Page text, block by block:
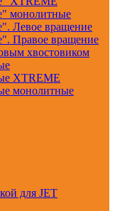
монолитные
Левое вращение
Правое вращение
хвостовиком
XTREME
монолитные
для JET